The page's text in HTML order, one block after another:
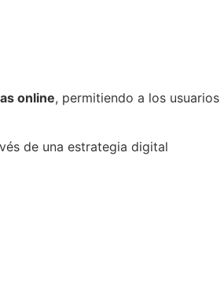
online, permitiendo a los usuarios
de una estrategia digital